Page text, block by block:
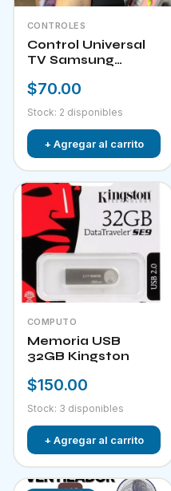
CONTROLES
Control Universal
TV Samsung
$70.00
Stock: 2 disponibles
+ Agregar al carrito
COMPUTO
Memoria USB
32GB Kingston
$150.00
Stock: 3 disponibles
+ Agregar al carrito